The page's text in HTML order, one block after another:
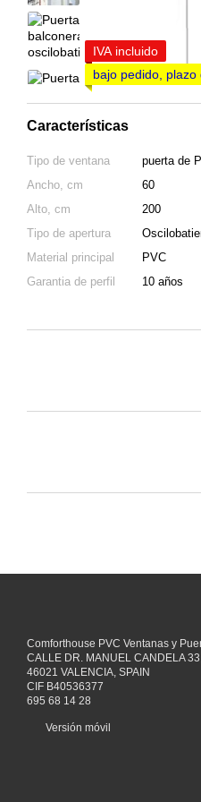
IVA incluido
bajo pedido,
Características
Tipo de ventana
puerta de
Ancho, cm
60
Alto, cm
200
Tipo de apertura
Material principal
PVC
Garantia de perfil
10 años
Comforthouse PVC Ventanas y
CALLE DR. MANUEL CANDELA
46021 VALENCIA, SPAIN
CIF B40536377
695 68 14 28
Versión móvil